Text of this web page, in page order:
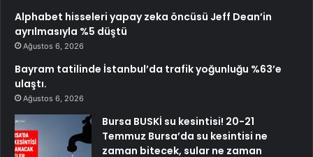
Alphabet hisseleri yapay zeka öncüsü Jeff Dean’in
ayrılmasıyla %5 düştü
Ağustos 6, 2026
Bayram tatilinde İstanbul’da trafik yoğunluğu %63’e
ulaştı.
Ağustos 6, 2026
Bursa BUSKİ su kesintisi! 20-21
Temmuz Bursa’da su kesintisi ne
zaman bitecek, sular ne zaman